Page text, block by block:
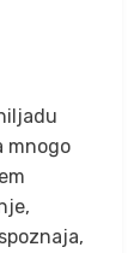
mnogo